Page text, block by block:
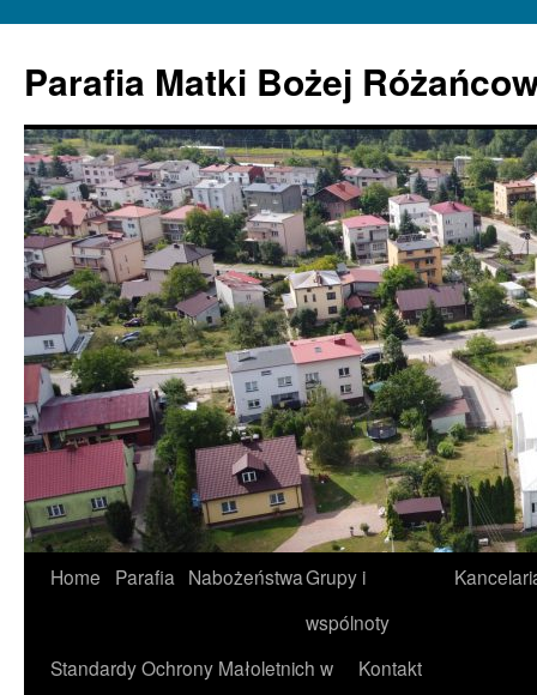
Parafia Matki Bożej
Home Parafia NabożeństwaGrupy i
wspólnoty
Standardy Ochrony Małoletnich w
Kontakt